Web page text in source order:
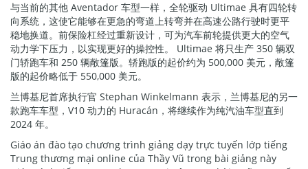
与当前的其他 Aventador 车型一样，全轮驱动 Ultimae 具有四轮转
向系统，这使它能够在更急的弯道上转弯并在高速公路行驶时更平
稳地换道。前保险杠经过重新设计，可为汽车前轮提供更大的空气
动力学下压力，以实现更好的操控性。 Ultimae 将只生产 350 辆双
门轿跑车和 250 辆敞篷版。轿跑版的起价约为 500,000 美元，敞篷
版的起价略低于 550,000 美元。
兰博基尼首席执行官 Stephan Winkelmann 表示，兰博基尼的另一
款跑车车型，V10 动力的 Huracán，将继续作为纯汽油车型直到
2024 年。
Giáo án đào tạo chương trình giảng dạy trực tuyến lớp tiếng
Trung thương mại online của Thầy Vũ trong bài giảng này